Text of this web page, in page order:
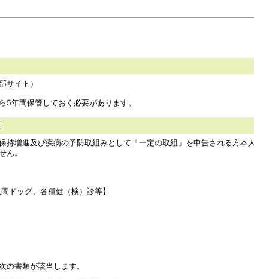
サイト）
年間保管しておく必要があります。
増進及び疾病の予防取組みとして「一定の取組」を申告される方本
ん。
ドッグ、各種健（検）診等】
書類が該当します。